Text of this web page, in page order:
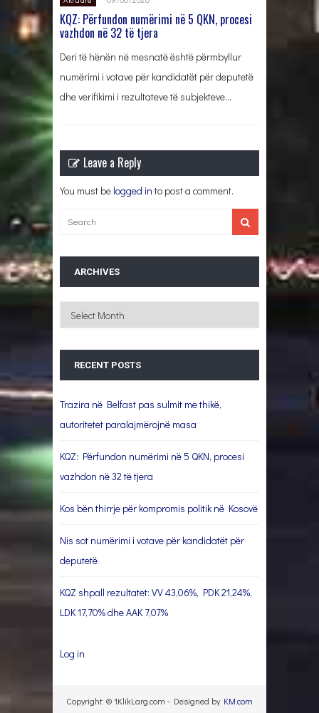
KQZ: Përfundon numërimi në 5 QKN, procesi
vazhdon në 32 të tjera
Deri të hënën në mesnatë është përmbyllur
numërimi i votave për kandidatët për deputetë
dhe verifikimi i rezultateve të subjekteve…
Leave a Reply
You must be logged in to post a comment.
ARCHIVES
Archives
RECENT POSTS
Trazira në Belfast pas sulmit me thikë,
autoritetet paralajmërojnë masa
KQZ: Përfundon numërimi në 5 QKN, procesi
vazhdon në 32 të tjera
Kos bën thirrje për kompromis politik në Kosovë
Nis sot numërimi i votave për kandidatët për
deputetë
KQZ shpall rezultatet: VV 43,06%, PDK 21,24%,
LDK 17,70% dhe AAK 7,07%
Log in
Copyright: © 1KlikLarg.com - Designed by KM.com